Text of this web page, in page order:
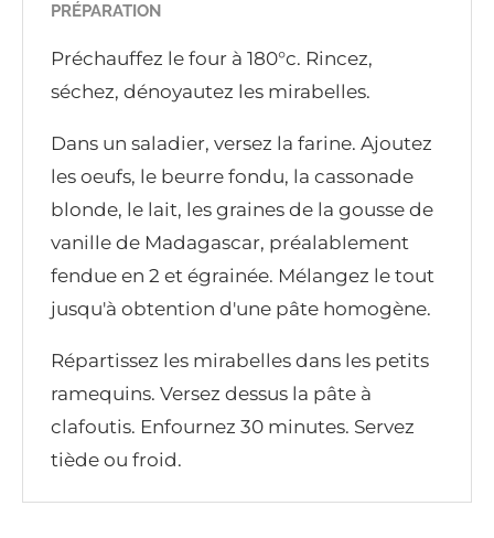
PRÉPARATION
Préchauffez le four à 180°c. Rincez,
séchez, dénoyautez les mirabelles.
Dans un saladier, versez la farine. Ajoutez
les oeufs, le beurre fondu, la cassonade
blonde, le lait, les graines de la gousse de
vanille de Madagascar, préalablement
fendue en 2 et égrainée. Mélangez le tout
jusqu'à obtention d'une pâte homogène.
Répartissez les mirabelles dans les petits
ramequins. Versez dessus la pâte à
clafoutis. Enfournez 30 minutes. Servez
tiède ou froid.